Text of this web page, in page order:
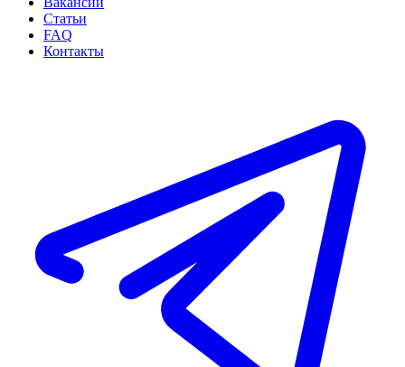
Статьи
FAQ
Контакты